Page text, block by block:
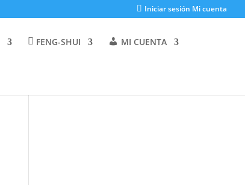
Iniciar sesión Mi cuenta
FENG-SHUI MI CUENTA